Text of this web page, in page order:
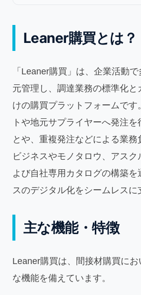
Leaner購買とは？
「Leaner購買」は、企業活動
元管理し、調達業務の標準化
けの購買プラットフォームで
トや地元サプライヤーへ発注
とや、重複発注などによる業
ビジネスやモノタロウ、アス
よび自社専用カタログの構築
スのデジタル化をシームレスに
主な機能・特徴
Leaner購買は、間接材購買に
な機能を備えています。